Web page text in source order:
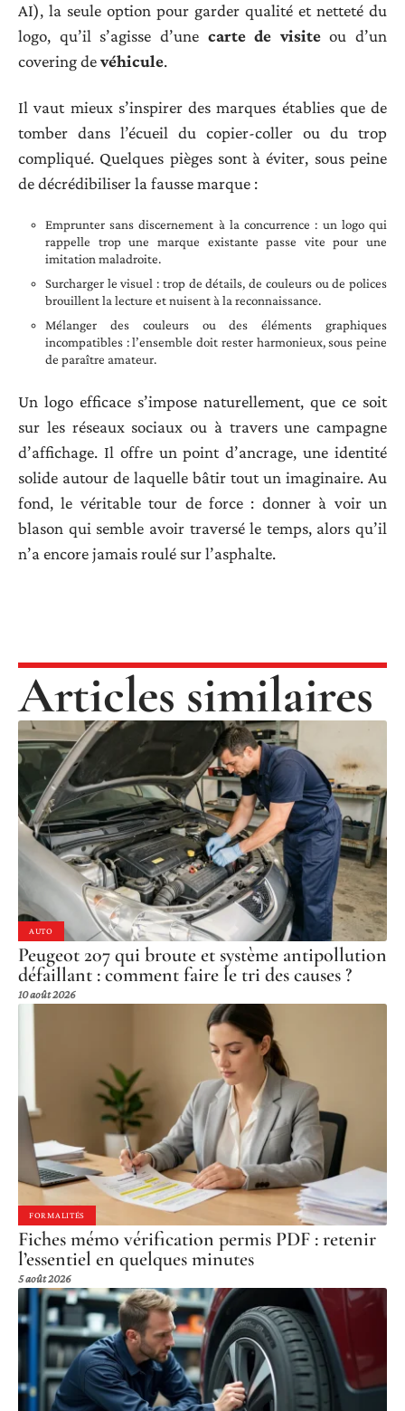
AI), la seule option pour garder qualité et netteté du
logo, qu’il s’agisse d’une carte de visiteou d’un
covering devéhicule.
Il vaut mieux s’inspirer des marques établies que de
tomber dans l’écueil du copier-coller ou du trop
compliqué. Quelques pièges sont à éviter, sous peine
de décrédibiliser la fausse marque :
Emprunter sans discernement à la concurrence : un logo qui
rappelle trop une marque existante passe vite pour une
imitation maladroite.
Surcharger le visuel : trop de détails, de couleurs ou de polices
brouillent la lecture et nuisent à la reconnaissance.
Mélanger des couleurs ou des éléments graphiques
incompatibles : l’ensemble doit rester harmonieux, sous peine
de paraître amateur.
Un logo efficace s’impose naturellement, que ce soit
sur les réseaux sociaux ou à travers une campagne
d’affichage. Il offre un point d’ancrage, une identité
solide autour de laquelle bâtir tout un imaginaire. Au
fond, le véritable tour de force : donner à voir un
blason qui semble avoir traversé le temps, alors qu’il
n’a encore jamais roulé sur l’asphalte.
Articles similaires
AUTO
Peugeot 207 qui broute et système antipollution
défaillant : comment faire le tri des causes ?
10 août 2026
FORMALITÉS
Fiches mémo vérification permis PDF : retenir
l’essentiel en quelques minutes
5 août 2026